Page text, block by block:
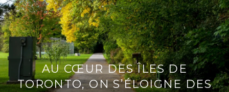
AU CŒUR DES ÎLES DE
TORONTO, ON S’ÉLOIGNE DES